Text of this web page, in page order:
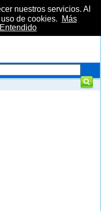
nuestros servicios. Al
de cookies.
Más
Entendido